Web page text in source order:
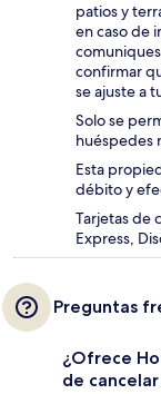
patios y
en caso de
confirmar
se ajuste a
Solo se
huéspedes
Esta
débito y
Tarjetas de
Express,
Preguntas
¿Ofrece
de